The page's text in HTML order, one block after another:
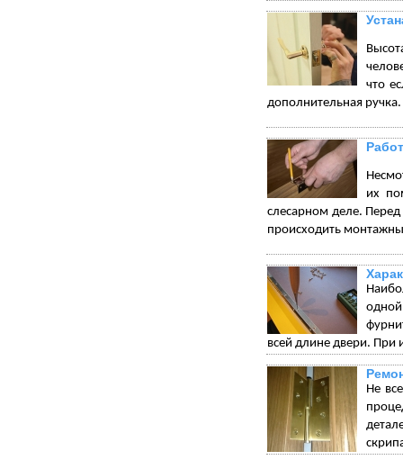
что
дополнительная ручка.
их
слесарном деле. Перед
происходить
всей длине двери. При
Не